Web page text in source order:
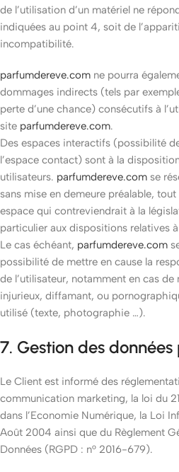
de l’utilisation d’un matériel ne
indiquées au point 4, soit de
incompatibilité.
parfumdereve.com ne pourra
dommages indirects (tels par
perte d’une chance) consécutifs à
site parfumdereve.com.
Des espaces interactifs (possibilité
l’espace contact) sont à la
utilisateurs. parfumdereve.com se
sans mise en demeure préalable,
espace qui contreviendrait à la
particulier aux dispositions relatives
Le cas échéant, parfumdereve.com
possibilité de mettre en cause la
de l’utilisateur, notamment en cas
injurieux, diffamant, ou
utilisé (texte, photographie …).
7. Gestion des données
Le Client est informé des
communication marketing, la loi du
dans l’Economie Numérique, la Loi
Août 2004 ainsi que du Règlement
Données (RGPD : n° 2016-679).